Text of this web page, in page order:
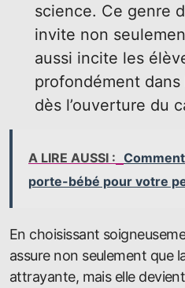
science. Ce genre
invite non
aussi incite les
profondément
dès l’ouverture du
A LIRE AUSSI :
porte-bébé pour votre
En choisissant
assure non seulement que
attrayante, mais elle